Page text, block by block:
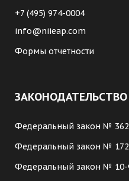
+7 (495) 974-0004
info@niieap.com
Формы отчетности
ЗАКОНОДАТЕЛЬСТВО
Федеральный закон №
Федеральный закон №
Федеральный закон №